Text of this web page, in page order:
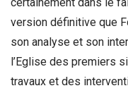
version définitive que
son analyse et son
l’Eglise des premiers
travaux et des